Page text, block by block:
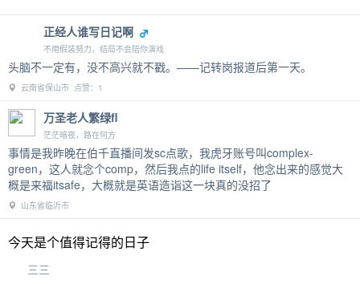
正经人谁写日记啊
不用假装努力，结局不会陪你演戏
头脑不一定有，没不高兴就不戳。——记转岗报道后第一天。
云南省保山市 点赞：1
万圣老人繁绿fl
茫茫暗夜，路在何方
事情是我昨晚在伯千直播间发sc点歌，我虎牙账号叫complex-
green，这人就念个comp，然后我点的life itself，他念出来的感觉大
概是来福itsafe，大概就是英语造诣这一块真的没招了
山东省临沂市
今天是个值得记得的日子
三三